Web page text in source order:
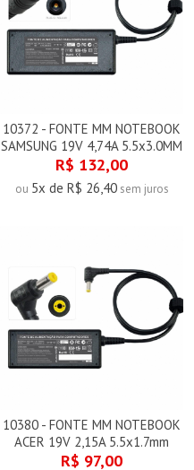
10372 - FONTE MM NOTEBOOK
SAMSUNG 19V 4,74A 5.5x3.0MM
R$ 132,00
ou 5x de R$ 26,40sem juros
10380 - FONTE MM NOTEBOOK
ACER 19V 2,15A 5.5x1.7mm
R$ 97,00